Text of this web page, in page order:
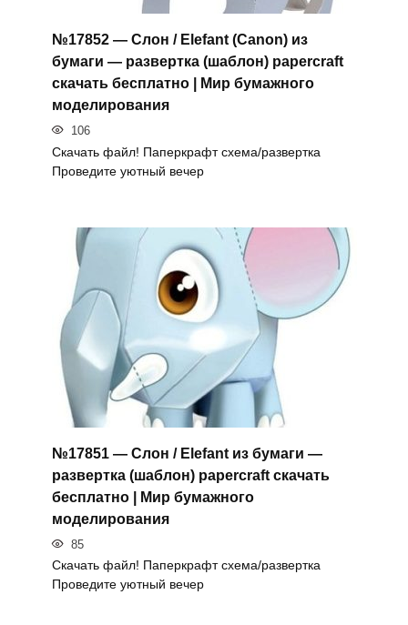
№17852 — Слон / Elefant (Canon) из
бумаги — развертка (шаблон) papercraft
скачать бесплатно | Мир бумажного
моделирования
106
Скачать файл! Паперкрафт схема/развертка
Проведите уютный вечер
№17851 — Слон / Elefant из бумаги —
развертка (шаблон) papercraft скачать
бесплатно | Мир бумажного
моделирования
85
Скачать файл! Паперкрафт схема/развертка
Проведите уютный вечер